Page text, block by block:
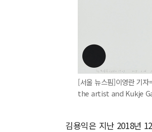
[서울 뉴스핌]이영란 기
the artist and Kukje
김용익은 지난 2018년